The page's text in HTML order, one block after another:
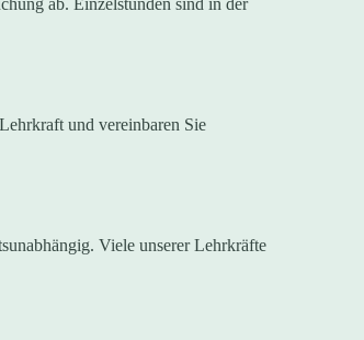
ab. Einzelstunden sind in der
und vereinbaren Sie
Viele unserer Lehrkräfte